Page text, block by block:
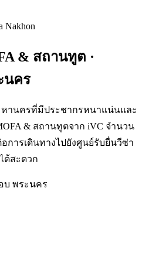
Nakhon
& สถานทูต ·
นคร
หานครที่มีประชากรหนาแน่นและ
& สถานทูตจาก iVC จำนวน
การเดินทางไปยังศูนย์รับยื่นวีซ่า
ด้สะดวก
บ พระนคร